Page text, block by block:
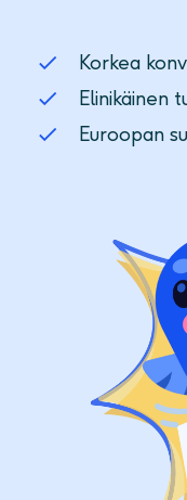
Korkea
Elinikäinen
Euroopan